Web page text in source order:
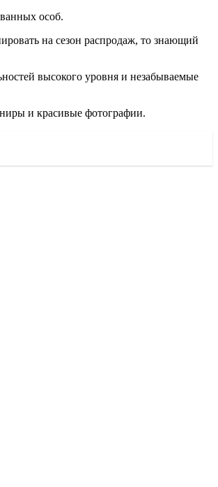
особ.
на сезон распродаж, то знающий
высокого уровня и незабываемые
и красивые фотографии.